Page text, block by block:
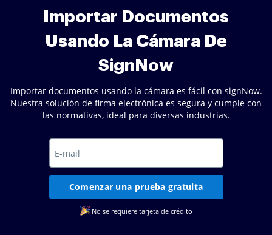
Importar Documentos
Usando La Cámara De
SignNow
Importar documentos usando la cámara es fácil con signNow.
Nuestra solución de firma electrónica es segura y cumple con
las normativas, ideal para diversas industrias.
Comenzar una prueba gratuita
No se requiere tarjeta de crédito